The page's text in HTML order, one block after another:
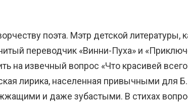
поэта. Мэтр детской литературы,
переводчик «Винни-Пуха» и
на извечный вопрос «Что красивей
лирика, населенная привычными для Б.
и даже зубастыми. В стихах